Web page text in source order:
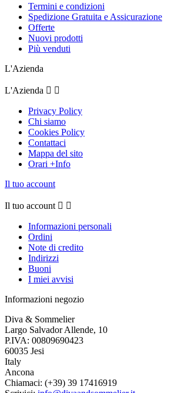
Termini e condizioni
Spedizione Gratuita e Assicurazione
Offerte
Nuovi prodotti
Più venduti
L'Azienda
L'Azienda  
Privacy Policy
Chi siamo
Cookies Policy
Contattaci
Mappa del sito
Orari +Info
Il tuo account
Il tuo account  
Informazioni personali
Ordini
Note di credito
Indirizzi
Buoni
I miei avvisi
Informazioni negozio
Diva & Sommelier
Largo Salvador Allende, 10
P.IVA: 00809690423
60035 Jesi
Italy
Ancona
Chiamaci: (+39) 39 17416919